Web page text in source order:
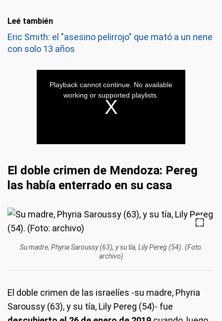
Leé también
Eric Smith: el "asesino pelirrojo" que mató a un nene
con solo 13 años
El doble crimen de Mendoza: Pereg
las había enterrado en su casa
Su madre, Phyria Saroussy (63), y su tía, Lily Pereg (54). (Foto:
archivo)
El doble crimen de las israelíes -su madre, Phyria
Saroussy (63), y su tía, Lily Pereg (54)- fue